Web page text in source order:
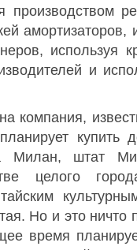
производством
амортизаторов,
используя
и
компания,
купить
Милан, штат
целого
Но и это ничто
время